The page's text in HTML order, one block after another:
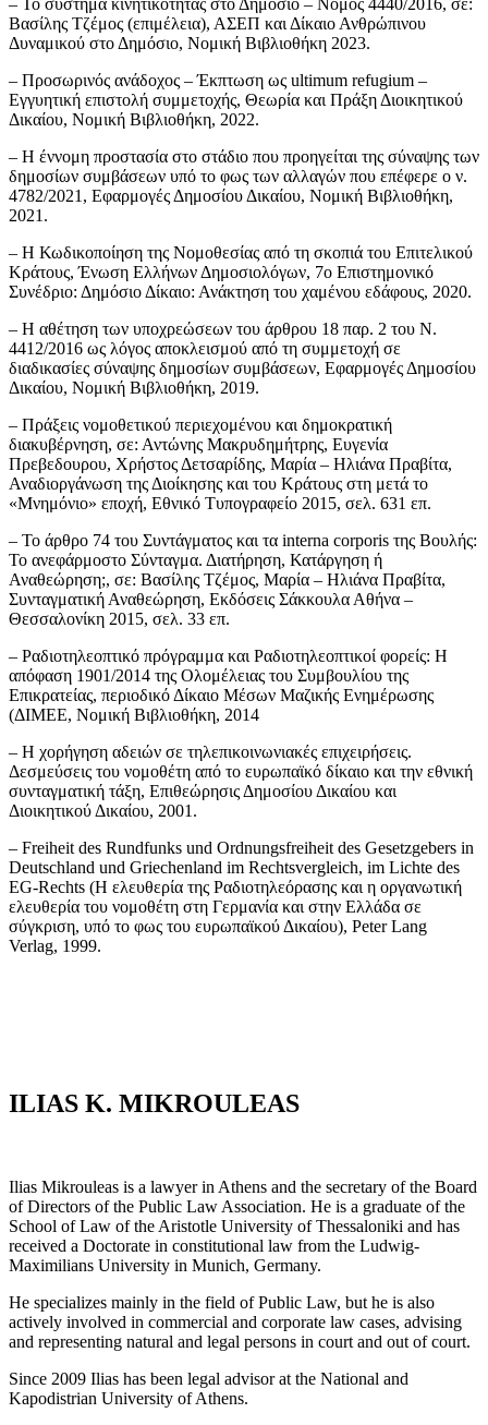
– Το σύστημα κινητικότητας στο Δημόσιο – Νόμος 4440/2016, σε:
Βασίλης Τζέμος (επιμέλεια), ΑΣΕΠ και Δίκαιο Ανθρώπινου
Δυναμικού στο Δημόσιο, Νομική Βιβλιοθήκη 2023.
– Προσωρινός ανάδοχος – Έκπτωση ως ultimum refugium –
Εγγυητική επιστολή συμμετοχής, Θεωρία και Πράξη Διοικητικού
Δικαίου, Νομική Βιβλιοθήκη, 2022.
– Η έννομη προστασία στο στάδιο που προηγείται της σύναψης των
δημοσίων συμβάσεων υπό το φως των αλλαγών που επέφερε ο ν.
4782/2021, Εφαρμογές Δημοσίου Δικαίου, Νομική Βιβλιοθήκη,
2021.
– Η Κωδικοποίηση της Νομοθεσίας από τη σκοπιά του Επιτελικού
Κράτους, Ένωση Ελλήνων Δημοσιολόγων, 7ο Επιστημονικό
Συνέδριο: Δημόσιο Δίκαιο: Ανάκτηση του χαμένου εδάφους, 2020.
– Η αθέτηση των υποχρεώσεων του άρθρου 18 παρ. 2 του Ν.
4412/2016 ως λόγος αποκλεισμού από τη συμμετοχή σε
διαδικασίες σύναψης δημοσίων συμβάσεων, Εφαρμογές Δημοσίου
Δικαίου, Νομική Βιβλιοθήκη, 2019.
– Πράξεις νομοθετικού περιεχομένου και δημοκρατική
διακυβέρνηση, σε: Αντώνης Μακρυδημήτρης, Ευγενία
Πρεβεδουρου, Χρήστος Δετσαρίδης, Μαρία – Ηλιάνα Πραβίτα,
Αναδιοργάνωση της Διοίκησης και του Κράτους στη μετά το
«Μνημόνιο» εποχή, Εθνικό Τυπογραφείο 2015, σελ. 631 επ.
– Το άρθρο 74 του Συντάγματος και τα interna corporis της Βουλής:
Το ανεφάρμοστο Σύνταγμα. Διατήρηση, Κατάργηση ή
Αναθεώρηση;, σε: Βασίλης Τζέμος, Μαρία – Ηλιάνα Πραβίτα,
Συνταγματική Αναθεώρηση, Εκδόσεις Σάκκουλα Αθήνα –
Θεσσαλονίκη 2015, σελ. 33 επ.
– Ραδιοτηλεοπτικό πρόγραμμα και Ραδιοτηλεοπτικοί φορείς: Η
απόφαση 1901/2014 της Ολομέλειας του Συμβουλίου της
Επικρατείας, περιοδικό Δίκαιο Μέσων Μαζικής Ενημέρωσης
(ΔΙΜΕΕ, Νομική Βιβλιοθήκη, 2014
– Η χορήγηση αδειών σε τηλεπικοινωνιακές επιχειρήσεις.
Δεσμεύσεις του νομοθέτη από το ευρωπαϊκό δίκαιο και την εθνική
συνταγματική τάξη, Επιθεώρησις Δημοσίου Δικαίου και
Διοικητικού Δικαίου, 2001.
– Freiheit des Rundfunks und Ordnungsfreiheit des Gesetzgebers in
Deutschland und Griechenland im Rechtsvergleich, im Lichte des
EG-Rechts (Η ελευθερία της Ραδιοτηλεόρασης και η οργανωτική
ελευθερία του νομοθέτη στη Γερμανία και στην Ελλάδα σε
σύγκριση, υπό το φως του ευρωπαϊκού Δικαίου), Peter Lang
Verlag, 1999.
ILIAS K. MIKROULEAS
Ilias Mikrouleas is a lawyer in Athens and the secretary of the Board
of Directors of the Public Law Association. He is a graduate of the
School of Law of the Aristotle University of Thessaloniki and has
received a Doctorate in constitutional law from the Ludwig-
Maximilians University in Munich, Germany.
He specializes mainly in the field of Public Law, but he is also
actively involved in commercial and corporate law cases, advising
and representing natural and legal persons in court and out of court.
Since 2009 Ilias has been legal advisor at the National and
Kapodistrian University of Athens.